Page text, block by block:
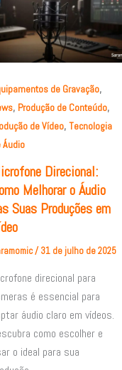
de Gravação,
, Produção de Conteúdo,
de Vídeo, Tecnologia
Áudio
Direcional:
Melhorar o Áudio
Suas Produções em
/31 de julho de 2025
direcional para
é essencial para
áudio claro em vídeos.
como escolher e
o ideal para sua